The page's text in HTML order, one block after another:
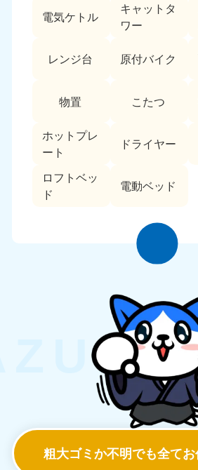
電気ケトル
キャットタ
ワー
レンジ台 原付バイク
物置 こたつ
ホットプレ
ート
ドライヤー
ロフトベッ
ド
電動ベッド
粗大ゴミか不明でも全て